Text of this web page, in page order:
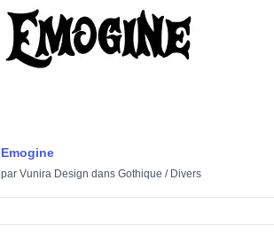
Emogine
par Vunira Design dans Gothique / Divers